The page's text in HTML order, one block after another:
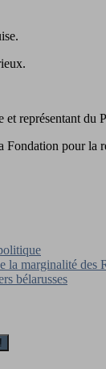
représentant du
pour la
la marginalité des
bélarusses